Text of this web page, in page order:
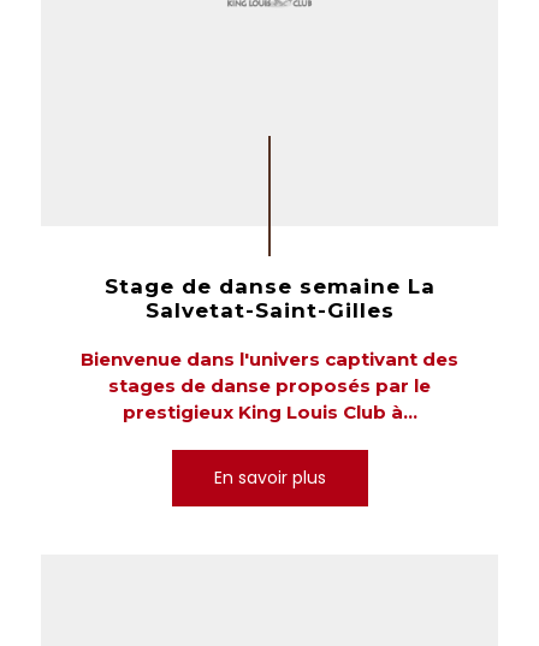
Stage de danse semaine La
Salvetat-Saint-Gilles
Bienvenue dans l'univers captivant des
stages de danse proposés par le
prestigieux King Louis Club à...
En savoir plus